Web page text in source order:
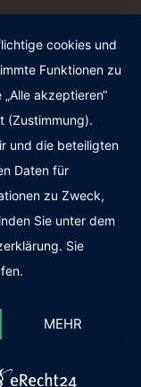
cookies und
Funktionen zu
akzeptieren“
(Zustimmung).
und die beteiligten
Daten für
zu Zweck,
Sie unter dem
Sie
MEHR